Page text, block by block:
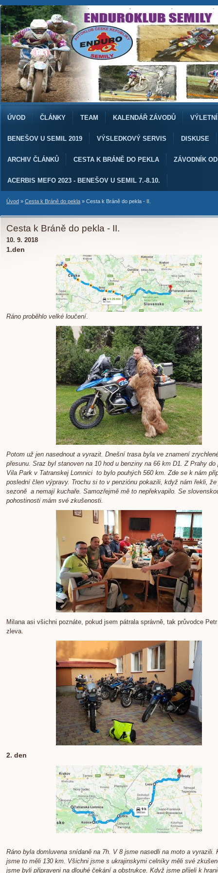
ÚVOD ČLÁNKY TEAM KALENDÁŘ ZÁVODŮ
BENEŠOV U SEMIL 2019 VÝSLEDKOVÝ SERVIS DISKUSE
ARCHIV ČLÁNKŮ CESTA K BRÁNĚ DO PEKLA ZÁVODNÍK
ACERBIS MEFO 2023 - BENEŠOV U SEMIL 7.-8.10.
Úvod » Cesta k Bráně do pekla » Cesta k Bráně do pekla - II.
Cesta k Bráně do pekla - II.
10. 9. 2018
1.den
Ráno proběhlo velké loučení.
Potom už jen nasednout a vyrazit. Dnešní trasa byla ve znamení
přesunu. Sraz byl stanoven na 10 hod u benziny na 66 km D1. Z Prahy do
Vila Park v Tatranskej Lomnici to bylo pouhých 560 km. Zde se k nám
poslední člen výpravy. Trochu si to v penziónu pokazili, když nám řekli, že
sezoně a nemají kuchaře. Samozřejmě mě to nepřekvapilo. Se
pohostinosti mám své zkušenosti.
Milana asi všichni poznáte, pokud jsem pátrala správně, tak průvodce
zleva.
2. den
Ráno byla domluvena snídaně na 7h. V 8 jsme nasedli na moto a vyrazili.
jsme to měli 130 km. Všichni jsme s ukrajinskymi celníky měli své
jsme byli připraveni na dlouhé čekání a obstrukce. Když jsme přijeli k